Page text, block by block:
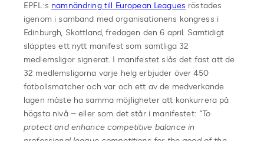
EPFL:s namnändring till European Leagues röstades
igenom i samband med organisationens kongress i
Edinburgh, Skottland, fredagen den 6 april. Samtidigt
släpptes ett nytt manifest som samtliga 32
medlemsligor signerat. I manifestet slås det fast att de
32 medlemsligorna varje helg erbjuder över 450
fotbollsmatcher och var och ett av de medverkande
lagen måste ha samma möjligheter att konkurrera på
högsta nivå – eller som det står i manifestet: “To
protect and enhance competitive balance in